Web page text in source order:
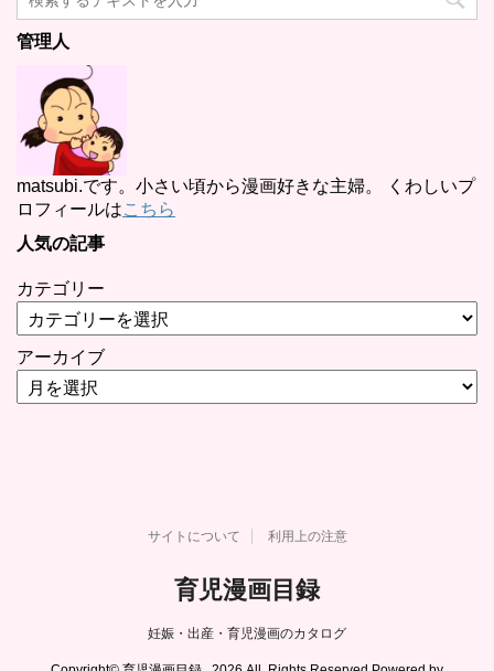
管理人
matsubi.です。小さい頃から漫画好きな主婦。 くわしいプ
ロフィールはこちら
人気の記事
カテゴリー
アーカイブ
サイトについて 利用上の注意
育児漫画目録
妊娠・出産・育児漫画のカタログ